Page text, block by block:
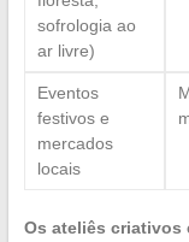
sofrologia ao
ar livre)
Eventos
festivos e
mercados
locais
Os ateliês criativos